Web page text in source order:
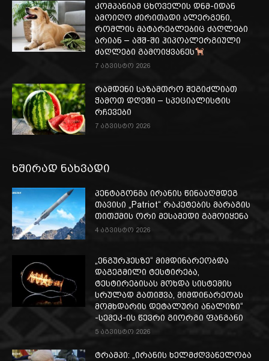
კომპანიამ ცხოველის დნმ-იდან
ამოიღო ძირითადი ალერგენი,
რომლის მატარებლებიც ძაღლები
არიან – აშშ-ში ჰიპოალერგიული
ძაღლები გამოიყვანეს
7 აგვისტო 2026
რამდენი საზამთრო შეგიძლიათ
ჭამოთ დღეში – სპეციალისტის
რჩევები
7 აგვისტო 2026
ხშირად ნახვადი
პენტაგონმა ირანის წინააღმდეგ
თავისი „Patriot“ რაკეტების მარაგის
თითქმის ორი მესამედი გამოიყენა
4 აგვისტო 2026
„ენგურჰესზე“ მიმდინარეობდა
დაგეგმილი ტესტირება,
ტესტირებისას მოხდა სისტემის
სრულად გათიშვა, მიმდინარეობს
მომხდარის დეტალური ანალიზი“
-სემეკ-ის წევრი გიორგი ფანგანი
5 აგვისტო 2026
ტრამპი: „ირანის ხელმძღვანელობა